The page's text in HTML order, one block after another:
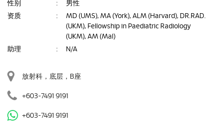
性别
:
男性
资质
:
MD (UMS), MA (York), ALM (Harvard), DR.RAD.
(UKM), Fellowship in Paediatric Radiology
(UKM), AM (Mal)
助理
: N/A
放射科，底层，B座
+603-7491 9191
+603-7491 9191